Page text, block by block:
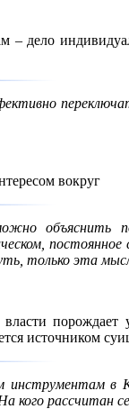
– дело
вокруг
объяснить
только эта
порождает
источником
инструментам в
кого рассчитан